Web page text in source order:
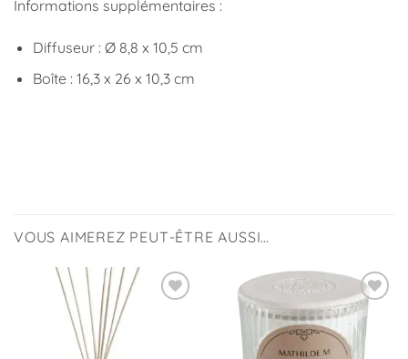
Informations supplémentaires :
Diffuseur : Ø 8,8 x 10,5 cm
Boîte : 16,3 x 26 x 10,3 cm
VOUS AIMEREZ PEUT-ÊTRE AUSSI…
Ajouter
à la
liste
d’envies